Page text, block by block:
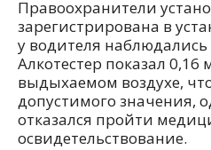
Правоохранители
зарегистрирована в
у водителя
Алкотестер показал 0,16
выдыхаемом воздухе,
допустимого значения,
отказался пройти
освидетельствование.